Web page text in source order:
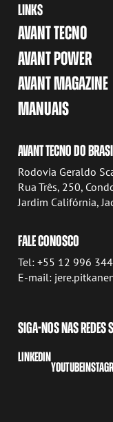
LINKS
AVANT TECNO
AVANT POWER
AVANT MAGAZINE
MANUAIS
AVANT TECNO DO
Rodovia Geraldo
Rua Três, 250,
Jardim Califórnia,
FALE CONOSCO
Tel: +55 12 996
E-mail:
SIGA-NOS NAS REDES
LINKEDIN
YOUTUBE